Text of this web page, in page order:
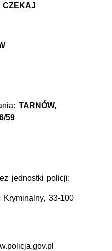
CZEKAJ
TARNÓW,
59
jednostki policji:
Kryminalny, 33-100